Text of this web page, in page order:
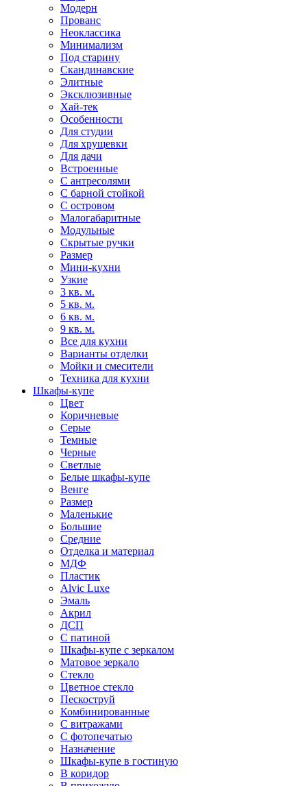
Модерн
Прованс
Неоклассика
Минимализм
Под старину
Скандинавские
Элитные
Эксклюзивные
Хай-тек
Особенности
Для студии
Для хрущевки
Для дачи
Встроенные
С антресолями
С барной стойкой
С островом
Малогабаритные
Модульные
Скрытые ручки
Размер
Мини-кухни
Узкие
3 кв. м.
5 кв. м.
6 кв. м.
9 кв. м.
Все для кухни
Варианты отделки
Мойки и смесители
Техника для кухни
Шкафы-купе
Цвет
Коричневые
Серые
Темные
Черные
Светлые
Белые шкафы-купе
Венге
Размер
Маленькие
Большие
Средние
Отделка и материал
МДФ
Пластик
Alvic Luxe
Эмаль
Акрил
ДСП
С патиной
Шкафы-купе с зеркалом
Матовое зеркало
Стекло
Цветное стекло
Пескоструй
Комбинированные
С витражами
С фотопечатью
Назначение
Шкафы-купе в гостиную
В коридор